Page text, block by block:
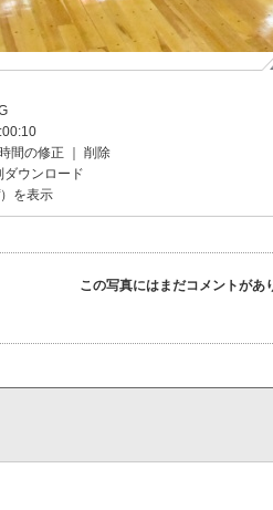
間の修正
削除
ダウンロード
を表示
この写真にはまだコメントがあ